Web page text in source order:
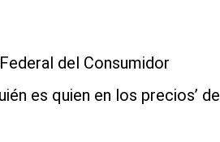
del Consumidor
es quien en los precios’ de